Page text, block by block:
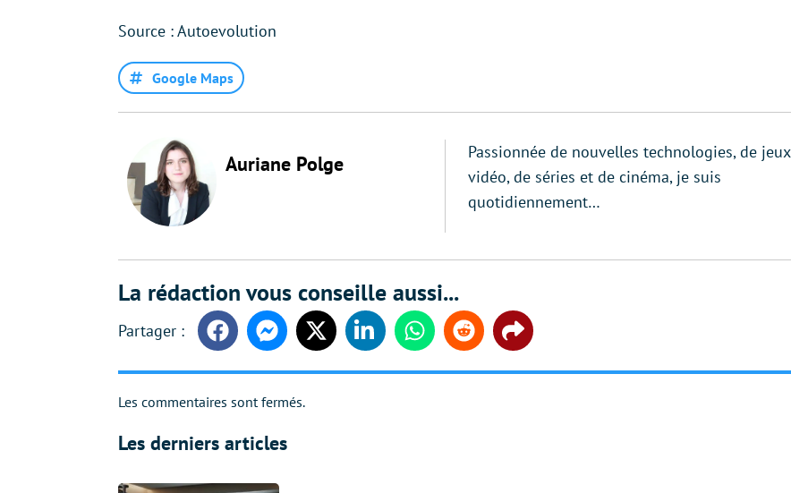
Source : Autoevolution
Google Maps
Auriane Polge
Passionnée de nouvelles technologies, de jeux
vidéo, de séries et de cinéma, je suis
quotidiennement…
La rédaction vous conseille aussi...
FacebookMessengerTwitter LinkedinWhatsappReddit Share
Les commentaires sont fermés.
Les derniers articles